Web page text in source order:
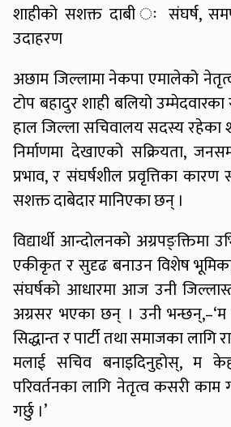
शाहीको सशक्त दाबी ः संघर्ष,
उदाहरण
अछाम जिल्लामा नेकपा एमालेको
टोप बहादुर शाही बलियो
हाल जिल्ला सचिवालय सदस्य
निर्माणमा देखाएको सक्रियता,
प्रभाव, र संघर्षशील प्रवृत्तिका
सशक्त दाबेदार मानिएका छन् ।
विद्यार्थी आन्दोलनको
एकीकृत र सुदृढ बनाउन विशेष
संघर्षको आधारमा आज उनी
अग्रसर भएका छन् । उनी भन्छन्,–‘म
सिद्धान्त र पार्टी तथा समाजका लागि
मलाई सचिव बनाइदिनुहोस्, म
परिवर्तनका लागि नेतृत्व कसरी काम
गर्छु ।’